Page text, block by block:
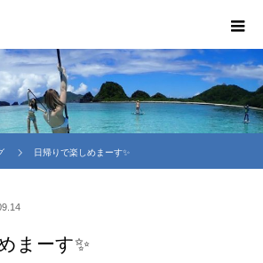
日帰りで楽しめまーす✨
まーす✨